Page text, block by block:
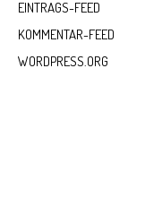
EINTRAGS-FEED
KOMMENTAR-FEED
WORDPRESS.ORG